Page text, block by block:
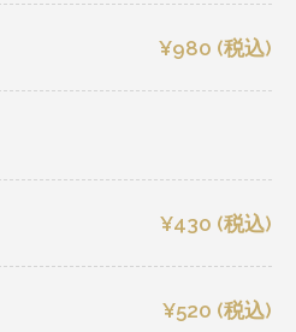
¥980 (税込)
¥430 (税込)
¥520 (税込)